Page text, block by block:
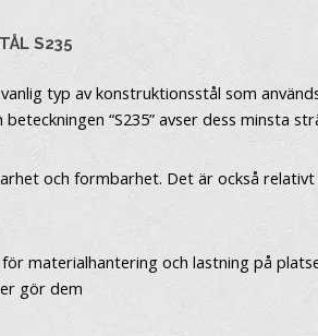
S235
typ av konstruktionsstål som
“S235” avser dess minsta
och formbarhet. Det är också
materialhantering och lastning på
gör dem